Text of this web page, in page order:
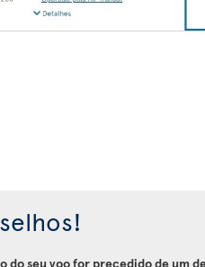
do seu voo for precedido de um